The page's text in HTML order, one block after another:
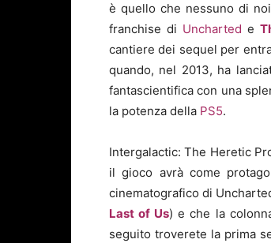
è quello che nessuno di
franchise di Uncharted e
cantiere dei sequel per
quando, nel 2013, ha
fantascientifica con una
la potenza della PS5.
Intergalactic: The Heretic
il gioco avrà come
cinematografico di
Last of Us) e che la
seguito troverete la prima